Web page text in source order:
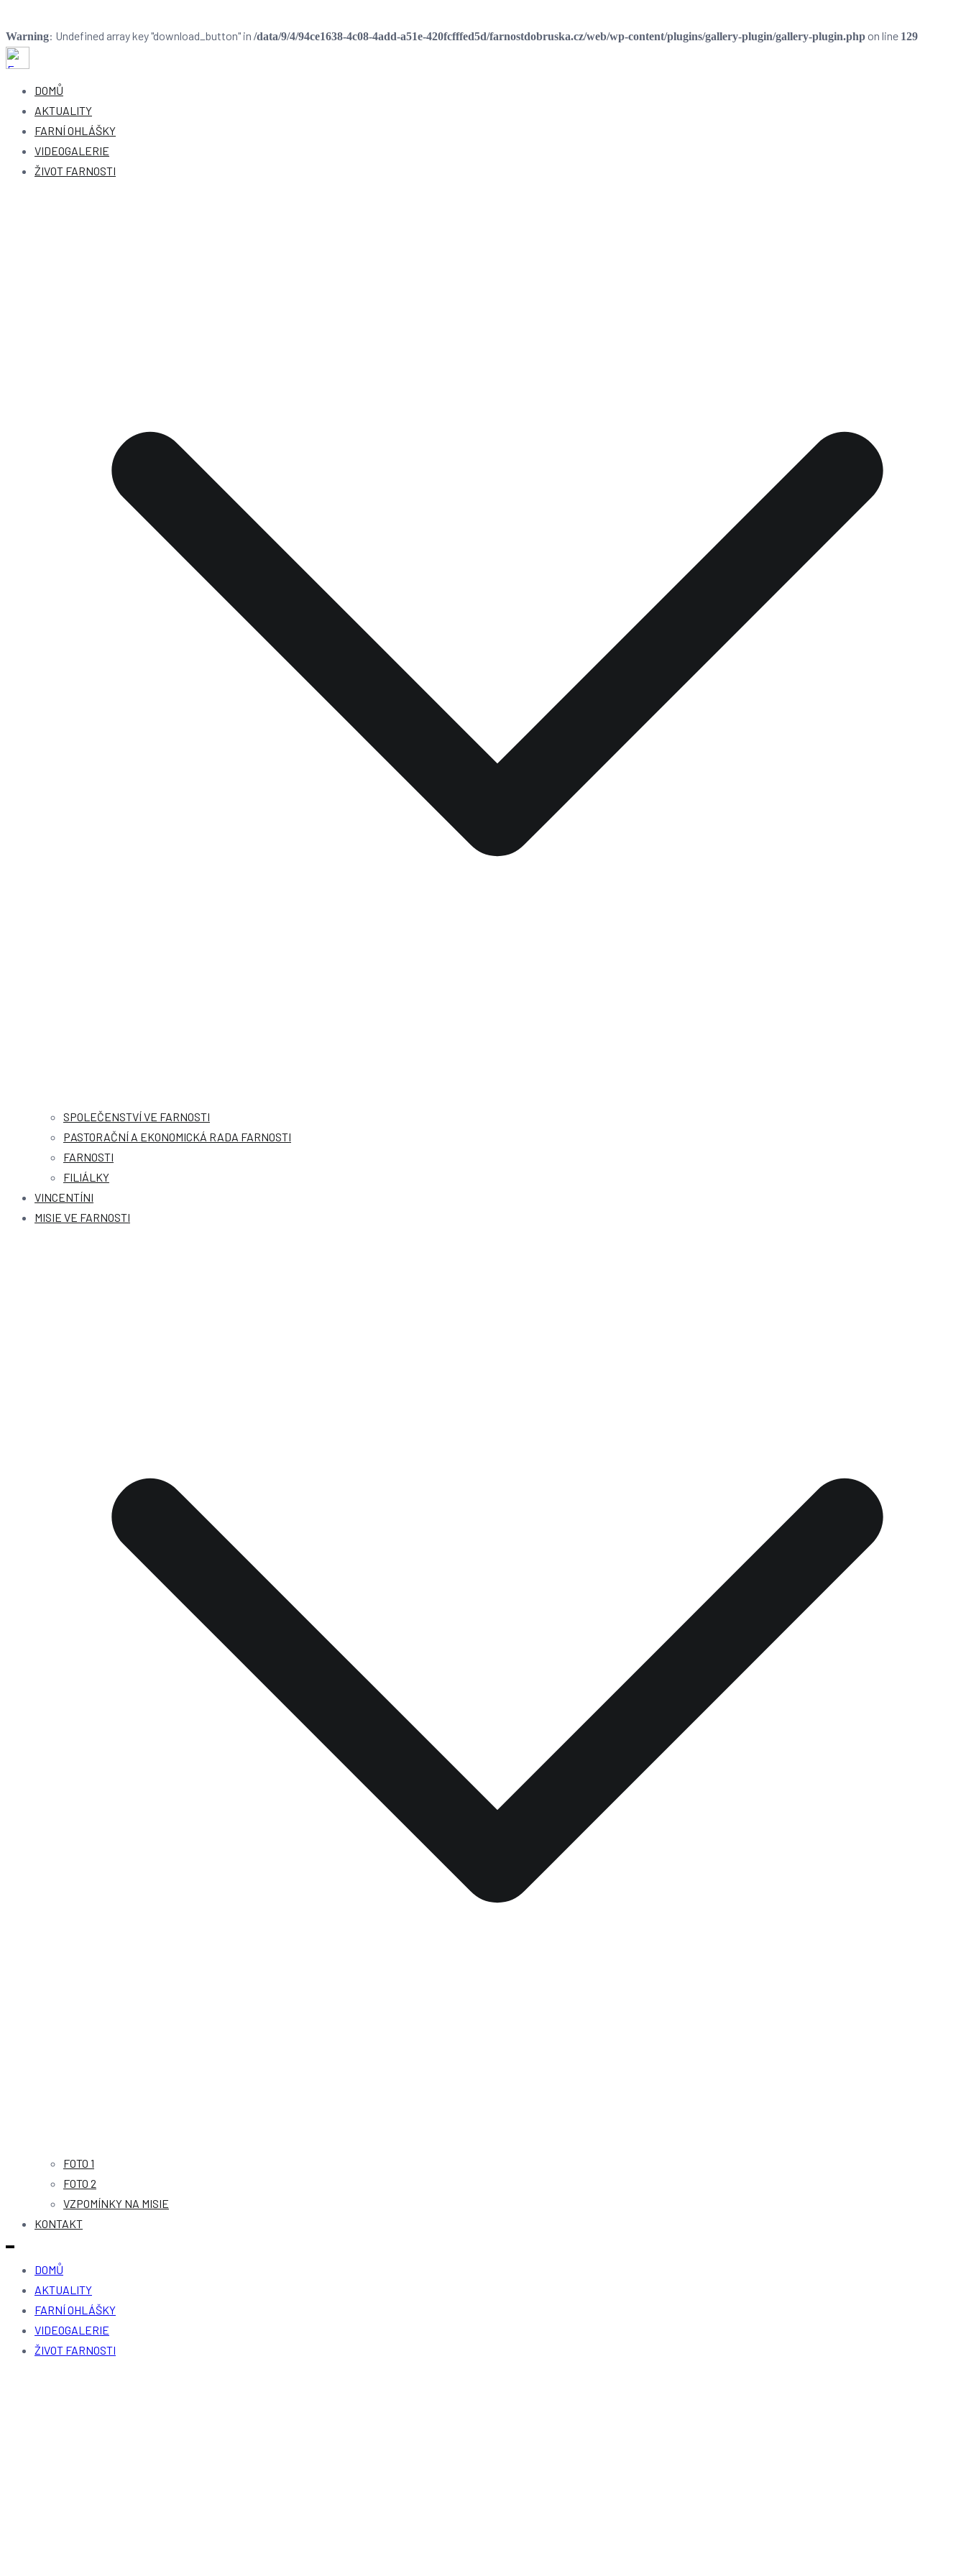
Warning: Undefined array key "download_button" in /data/9/4/94ce1638-4c08-4add-a51e-420fcfffed5d/farnostdobruska.cz/web/wp-content/plugins/gallery-plugin/gallery-plugin.php on line 129
Přeskočit
obsah
Farnost Dobruška
Farnost Dobruška
DOMŮ
AKTUALITY
FARNÍ OHLÁŠKY
VIDEOGALERIE
ŽIVOT FARNOSTI
SPOLEČENSTVÍ VE FARNOSTI
PASTORAČNÍ A EKONOMICKÁ RADA FARNOSTI
FARNOSTI
FILIÁLKY
VINCENTÍNI
MISIE VE FARNOSTI
FOTO 1
FOTO 2
VZPOMÍNKY NA MISIE
KONTAKT
DOMŮ
AKTUALITY
FARNÍ OHLÁŠKY
VIDEOGALERIE
ŽIVOT FARNOSTI